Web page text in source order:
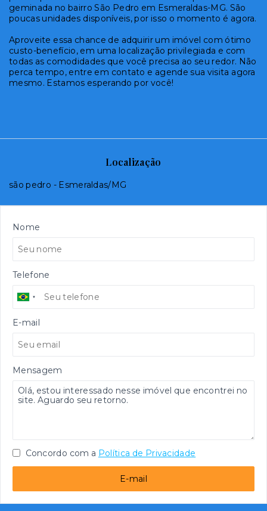
geminada no bairro São Pedro em Esmeraldas-MG. São
poucas unidades disponíveis, por isso o momento é agora.
Aproveite essa chance de adquirir um imóvel com ótimo
custo-benefício, em uma localização privilegiada e com
todas as comodidades que você precisa ao seu redor. Não
perca tempo, entre em contato e agende sua visita agora
mesmo. Estamos esperando por você!
Localização
são pedro - Esmeraldas/MG
Nome
Telefone
E-mail
Mensagem
Concordo com a Política de Privacidade
E-mail